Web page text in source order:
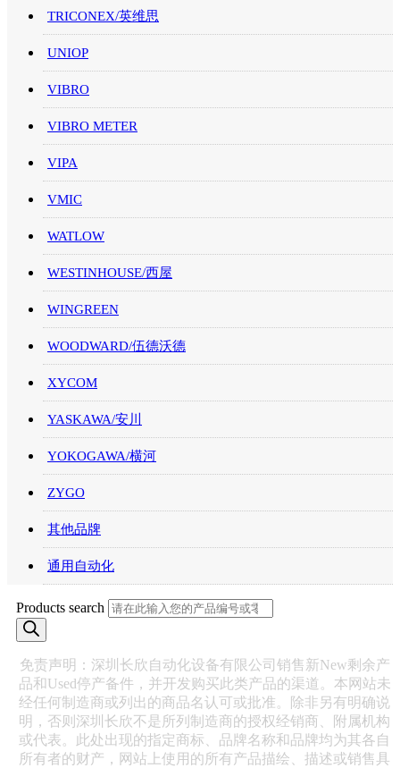
TRICONEX/英维思
UNIOP
VIBRO
VIBRO METER
VIPA
VMIC
WATLOW
WESTINHOUSE/西屋
WINGREEN
WOODWARD/伍德沃德
XYCOM
YASKAWA/安川
YOKOGAWA/横河
ZYGO
其他品牌
通用自动化
Products search
免责声明：深圳长欣自动化设备有限公司销售新New剩余产
品和Used停产备件，并开发购买此类产品的渠道。本网站未
经任何制造商或列出的商品名认可或批准。除非另有明确说
明，否则深圳长欣不是所列制造商的授权经销商、附属机构
或代表。此处出现的指定商标、品牌名称和品牌均为其各自
所有者的财产，网站上使用的所有产品描绘、描述或销售具